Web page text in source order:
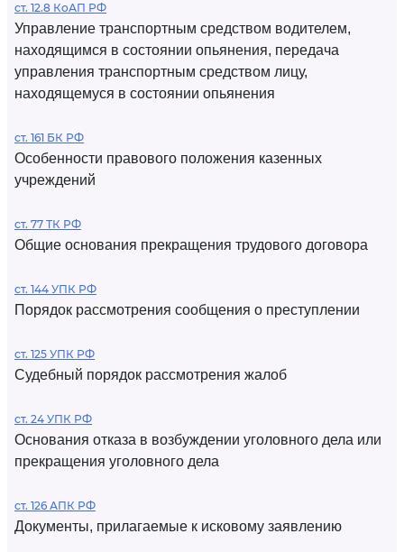
ст. 12.8 КоАП РФ
Управление транспортным средством водителем,
находящимся в состоянии опьянения, передача
управления транспортным средством лицу,
находящемуся в состоянии опьянения
ст. 161 БК РФ
Особенности правового положения казенных
учреждений
ст. 77 ТК РФ
Общие основания прекращения трудового договора
ст. 144 УПК РФ
Порядок рассмотрения сообщения о преступлении
ст. 125 УПК РФ
Судебный порядок рассмотрения жалоб
ст. 24 УПК РФ
Основания отказа в возбуждении уголовного дела или
прекращения уголовного дела
ст. 126 АПК РФ
Документы, прилагаемые к исковому заявлению